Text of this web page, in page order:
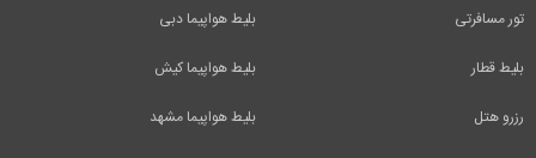
بلیط هواپیما دبی
بلیط هواپیما کیش
بلیط هواپیما مشهد
تور مسافرتی
بلیط قطار
رزرو هتل